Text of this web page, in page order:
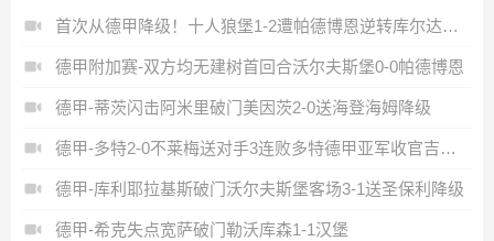
首次从德甲降级！十人狼堡1-2遭帕德博恩逆转库尔达加时赛制胜
德甲附加赛-双方均无建树首回合沃尔夫斯堡0-0帕德博恩
德甲-蒂茨闪击阿米里破门美因茨2-0送海登海姆降级
德甲-多特2-0不莱梅送对手3连败多特德甲亚军收官吉拉西破门
德甲-库利耶拉基斯破门沃尔夫斯堡客场3-1送圣保利降级
德甲-希克失点宽萨破门勒沃库森1-1汉堡